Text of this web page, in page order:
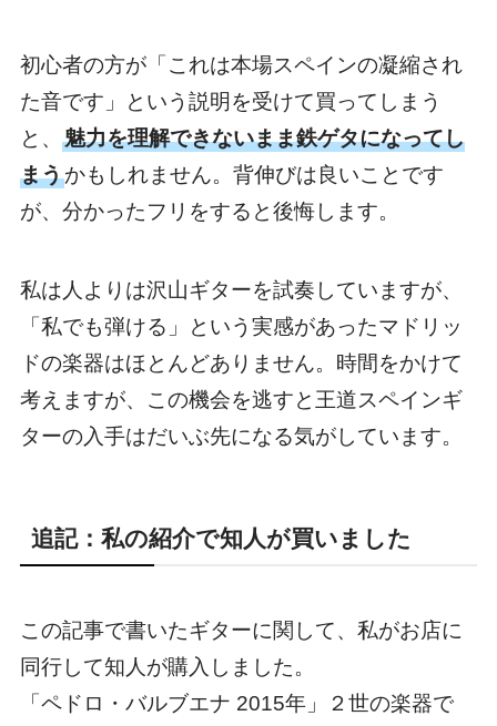
初心者の方が「これは本場スペインの凝縮され
た音です」という説明を受けて買ってしまう
と、 魅力を理解できないまま鉄ゲタになってし
まうかもしれません。背伸びは良いことです
が、分かったフリをすると後悔します。
私は人よりは沢山ギターを試奏していますが、
「私でも弾ける」という実感があったマドリッ
ドの楽器はほとんどありません。時間をかけて
考えますが、この機会を逃すと王道スペインギ
ターの入手はだいぶ先になる気がしています。
追記：私の紹介で知人が買いました
この記事で書いたギターに関して、私がお店に
同行して知人が購入しました。
「ペドロ・バルブエナ 2015年」２世の楽器で